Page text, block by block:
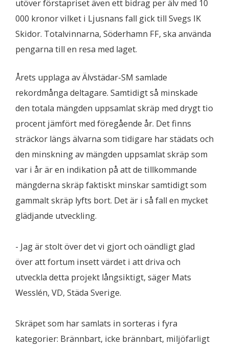
utöver förstapriset även ett bidrag per älv med 10
000 kronor vilket i Ljusnans fall gick till Svegs IK
Skidor. Totalvinnarna, Söderhamn FF, ska använda
pengarna till en resa med laget.
Årets upplaga av Älvstädar-SM samlade
rekordmånga deltagare. Samtidigt så minskade
den totala mängden uppsamlat skräp med drygt tio
procent jämfört med föregående år. Det finns
sträckor längs älvarna som tidigare har städats och
den minskning av mängden uppsamlat skräp som
var i år är en indikation på att de tillkommande
mängderna skräp faktiskt minskar samtidigt som
gammalt skräp lyfts bort. Det är i så fall en mycket
glädjande utveckling.
​​- Jag är stolt över det vi gjort och oändligt glad
över att fortum insett värdet i att driva och
utveckla detta projekt långsiktigt, säger Mats
Wesslén, VD, Städa Sverige.
​Skräpet som har samlats in sorteras i fyra
kategorier: Brännbart, icke brännbart, miljöfarligt